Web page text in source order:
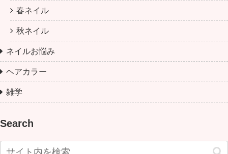
春ネイル
秋ネイル
ネイルお悩み
ヘアカラー
雑学
Search